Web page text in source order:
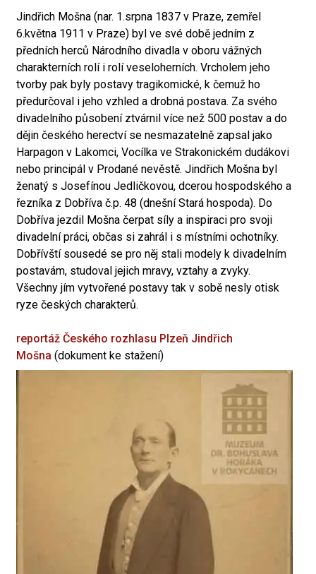
Jindřich Mošna (nar. 1.srpna 1837 v Praze, zemřel
6.května 1911 v Praze) byl ve své době jedním z
předních herců Národního divadla v oboru vážných
charakterních rolí i rolí veseloherních. Vrcholem jeho
tvorby pak byly postavy tragikomické, k čemuž ho
předurčoval i jeho vzhled a drobná postava. Za svého
divadelního působení ztvárnil více než 500 postav a do
dějin českého herectví se nesmazatelně zapsal jako
Harpagon v Lakomci, Vocílka ve Strakonickém dudákovi
nebo principál v Prodané nevěstě. Jindřich Mošna byl
ženatý s Josefínou Jedličkovou, dcerou hospodského a
řezníka z Dobříva č.p. 48 (dnešní Stará hospoda). Do
Dobříva jezdil Mošna čerpat síly a inspiraci pro svoji
divadelní práci, občas si zahrál i s místními ochotníky.
Dobřívští sousedé se pro něj stali modely k divadelním
postavám, studoval jejich mravy, vztahy a zvyky.
Všechny jím vytvořené postavy tak v sobě nesly otisk
ryze českých charakterů.
reportáž Českého rozhlasu Plzeň Jindřich
Mošna (dokument ke stažení)